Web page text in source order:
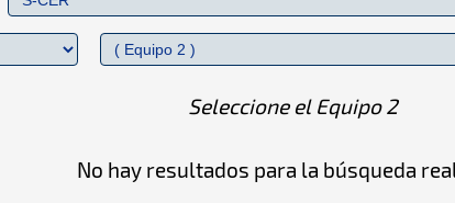
Seleccione el Equipo 2
No hay resultados para la búsqueda